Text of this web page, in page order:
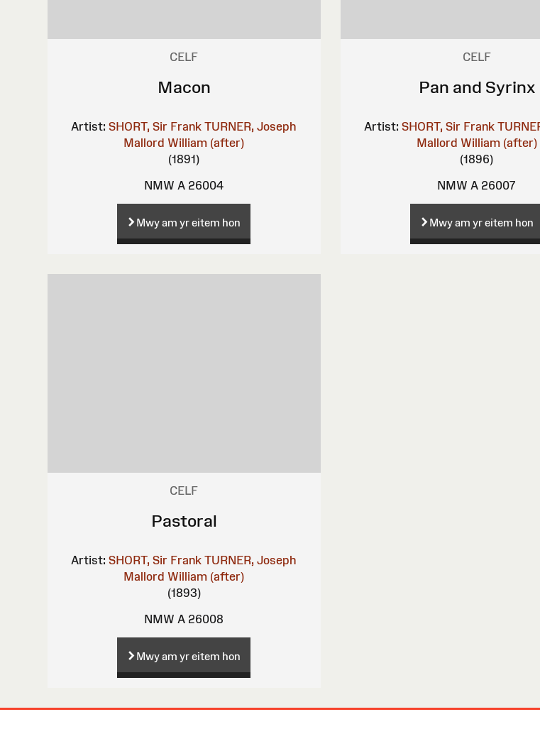
CELF
Macon
Artist: SHORT, Sir Frank TURNER, Joseph
Mallord William (after)
(1891)
NMW A 26004
Mwy am yr eitem hon
CELF
Pan and Syrinx
Artist: SHORT, Sir Frank
Mallord William (after)
(1896)
NMW A 26007
Mwy am yr eitem hon
CELF
Pastoral
Artist: SHORT, Sir Frank TURNER, Joseph
Mallord William (after)
(1893)
NMW A 26008
Mwy am yr eitem hon